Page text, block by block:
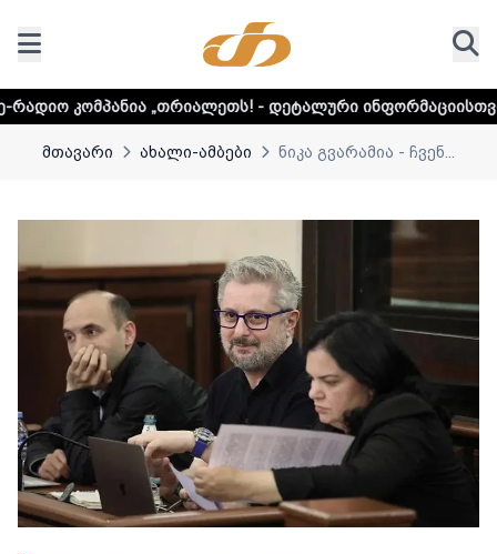
„თრიალეთს! - დეტალური ინფორმაციისთვის დააკლიკეთ
მთავარი ახალი-ამბები ნიკა გვარამია - ჩვენ...